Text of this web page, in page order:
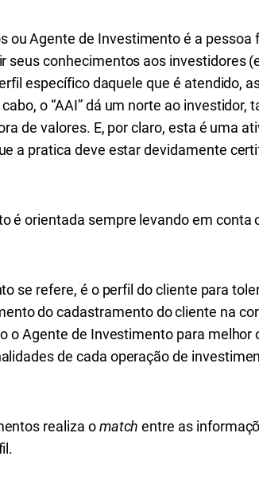
ou Agente de Investimento é a pessoa
seus conhecimentos aos investidores
específico daquele que é atendido,
o “AAI” dá um norte ao
de valores. E, por claro, esta é uma
a pratica deve estar devidamente
é orientada sempre levando em conta
se refere, é o perfil do cliente para
do cadastramento do cliente na
o Agente de Investimento para
de cada operação de
realiza omatch entre as